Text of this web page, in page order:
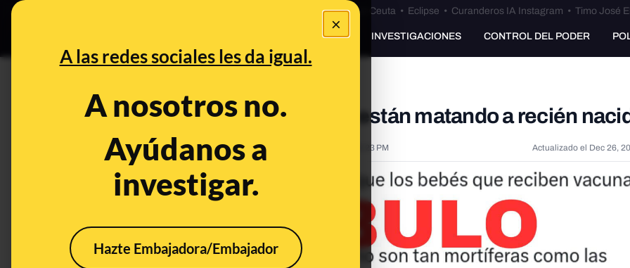
×
A las redes sociales les da igual.
A nosotros no.
Ayúdanos a
investigar.
Hazte Embajadora/Embajador
Especial Ceuta•Bulos Ceuta • Eclipse • Curanderos IA Instagram • Timo José
PREBUNKING INVESTIGACIONES CONTROL DEL PODER
No, las ‘vacunas’ contra el VRS no están matando a recién
Publicado el May 3, 2024, 4:52:23 PM Actualizado el Dec 26,